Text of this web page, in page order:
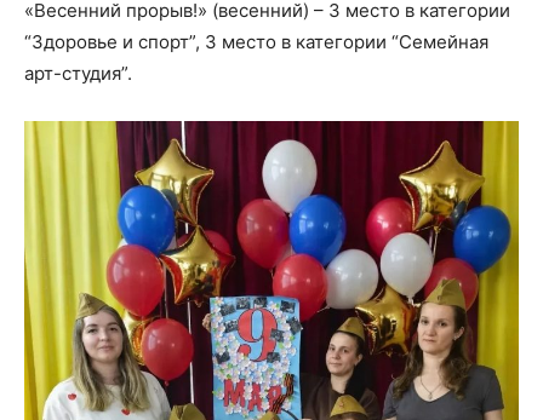
«Весенний прорыв!» (весенний) – 3 место в категории
“Здоровье и спорт”, 3 место в категории “Семейная
арт-студия”.